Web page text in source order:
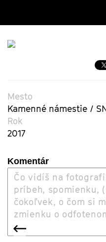
←
Mesto
Kamenné námestie /
Rok
2017
Komentár